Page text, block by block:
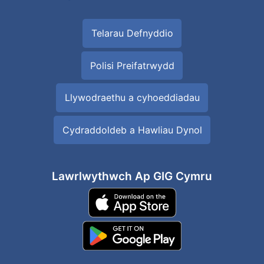
Telarau Defnyddio
Polisi Preifatrwydd
Llywodraethu a cyhoeddiadau
Cydraddoldeb a Hawliau Dynol
Lawrlwythwch Ap GIG Cymru